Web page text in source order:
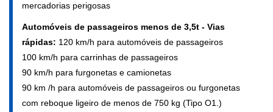
mercadorias perigosas
Automóveis de passageiros menos de 3,5t - Vias
rápidas: 120 km/h para automóveis de passageiros
100 km/h para carrinhas de passageiros
90 km/h para furgonetas e camionetas
90 km /h para automóveis de passageiros ou furgonetas
com reboque ligeiro de menos de 750 kg (Tipo O1.)